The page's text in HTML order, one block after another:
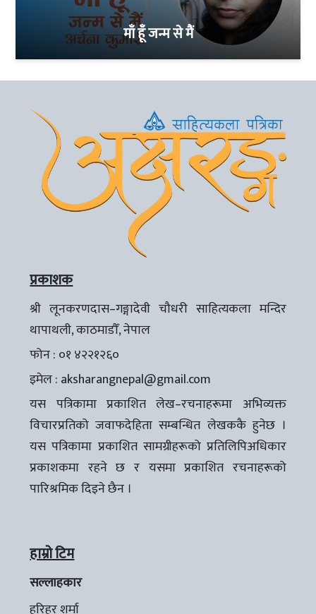
माँ हूँ जन्म से मैं
प्रकाशक
श्री लूनकरणदास–गङ्गादेवी चौधरी साहित्यकला मन्दिर
थापाथली, काठमाडौँ, नेपाल
फोन : ०१ ४२२१२६०
इमेल : aksharangnepal@gmail.com
यस पत्रिकामा प्रकाशित लेख–रचनाहरूमा अभिव्यक्त
विचारप्रतिको जवाफदेहिता सम्बन्धित लेखककै हुनेछ ।
यस पत्रिकामा प्रकाशित सामग्रीहरूको प्रतिलिपिअधिकार
प्रकाशकमा रहने छ र यसमा प्रकाशित रचनाहरूको
पारिश्रमिक दिइने छैन ।
हाम्रो टिम
सल्लाहकार
हरिहर शर्मा